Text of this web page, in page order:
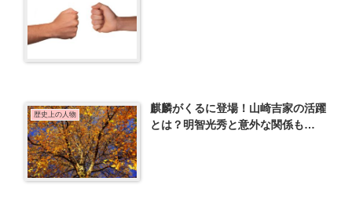
歴史上の人物
麒麟がくるに登場！山崎吉家の活躍
とは？明智光秀と意外な関係も…